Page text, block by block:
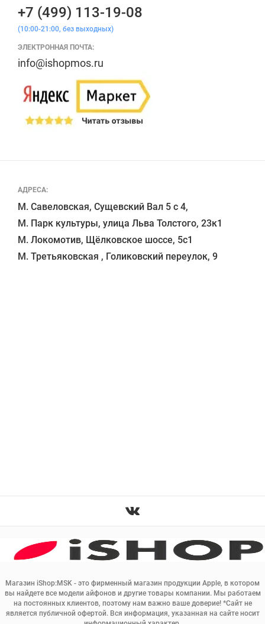
Магазин iShop:MSK - это фирменный магазин продукции Apple, в котором
вы найдете все модели айфонов и другие товары компании. Мы работаем
на постоянных клиентов, поэтому нам важно ваше доверие! *Сайт не
является публичной офертой. Вся информация, указанная на сайте носит
АДРЕСА:
М. Савеловская, Сущевский Вал 5 с 4,
М. Парк культуры, улица Льва Толстого, 23к1
М. Локомотив, Щёлковское шоссе, 5с1
+7 (499) 113-19-08
(10:00-21:00, без выходных)
ЭЛЕКТРОННАЯ ПОЧТА:
info@ishopmos.ru